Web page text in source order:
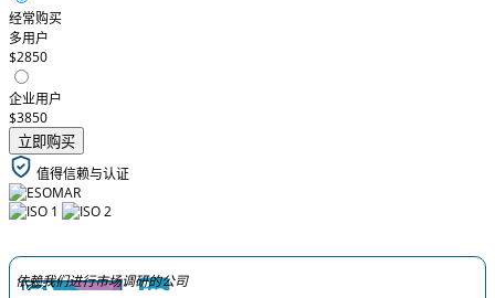
经常购买
多用户
$2850
企业用户
$3850
立即购买
值得信赖与认证
依赖我们进行市场调研的公司